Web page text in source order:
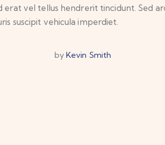
erat vel tellus hendrerit tincidunt. Sed
suscipit vehicula imperdiet.
byKevin Smith